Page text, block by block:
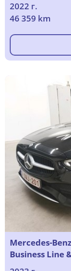
2022 г.
46 359 km
Mercedes-
Business Line